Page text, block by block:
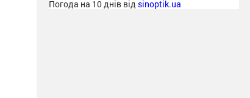
Погода на 10 днів від sinoptik.ua